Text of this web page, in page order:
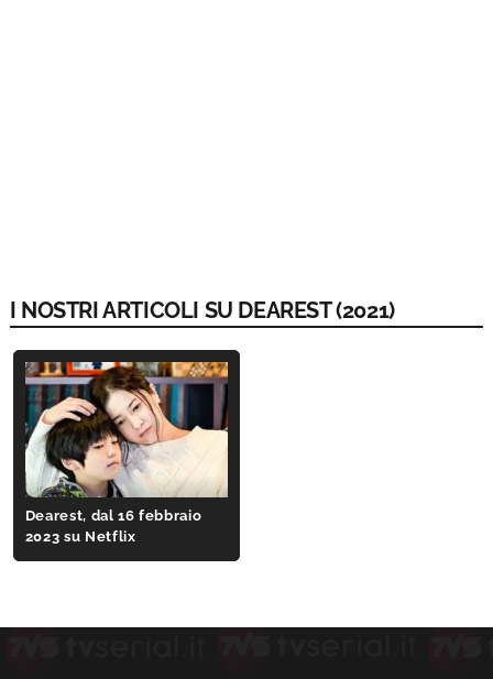
I NOSTRI ARTICOLI SU DEAREST (2021)
Dearest, dal 16 febbraio
2023 su Netflix